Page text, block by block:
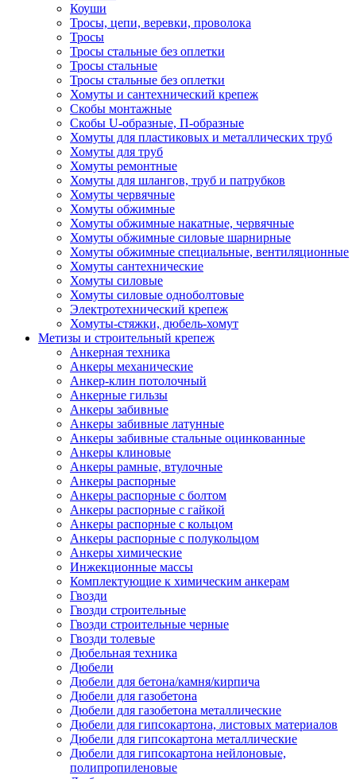
Коуши
Тросы, цепи, веревки, проволока
Тросы
Тросы стальные без оплетки
Тросы стальные
Тросы стальные без оплетки
Хомуты и сантехнический крепеж
Скобы монтажные
Скобы U-образные, П-образные
Хомуты для пластиковых и металлических труб
Хомуты для труб
Хомуты ремонтные
Хомуты для шлангов, труб и патрубков
Хомуты червячные
Хомуты обжимные
Хомуты обжимные накатные, червячные
Хомуты обжимные силовые шарнирные
Хомуты обжимные специальные, вентиляционные
Хомуты сантехнические
Хомуты силовые
Хомуты силовые одноболтовые
Электротехнический крепеж
Хомуты-стяжки, дюбель-хомут
Метизы и строительный крепеж
Анкерная техника
Анкеры механические
Анкер-клин потолочный
Анкерные гильзы
Анкеры забивные
Анкеры забивные латунные
Анкеры забивные стальные оцинкованные
Анкеры клиновые
Анкеры рамные, втулочные
Анкеры распорные
Анкеры распорные с болтом
Анкеры распорные с гайкой
Анкеры распорные с кольцом
Анкеры распорные с полукольцом
Анкеры химические
Инжекционные массы
Комплектующие к химическим анкерам
Гвозди
Гвозди строительные
Гвозди строительные черные
Гвозди толевые
Дюбельная техника
Дюбели
Дюбели для бетона/камня/кирпича
Дюбели для газобетона
Дюбели для газобетона металлические
Дюбели для гипсокартона, листовых материалов
Дюбели для гипсокартона металлические
Дюбели для гипсокартона нейлоновые,
полипропиленовые